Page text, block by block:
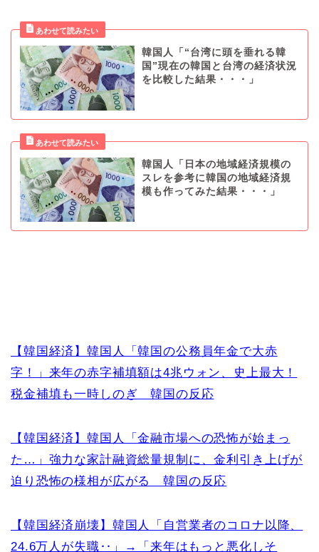
韓国人「“台湾に頭を垂れる韓
国”現在の韓国と台湾の経済状況
を比較した結果・・・」
韓国人「日本の地域経済規模の
スレを参考に韓国の地域経済規
模も作ってみた結果・・・」
【韓国経済】韓国人「韓国の公務員年金で大赤
字！」来年の赤字補填額は4兆ウォン、史上最大！
税金補填も一時しのぎ 韓国の反応
【韓国経済】韓国人「金融市場への恐怖が始まっ
た…」強力な家計融資総量規制に、金利引き上げが
迫り恐怖の様相が広がる 韓国の反応
【韓国経済崩壊】韓国人「自営業者のコロナ以降、
24.6万人が失職‥」→「来年はもっと悪化しそ